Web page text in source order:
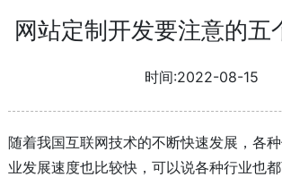
网站定制开发要注意的五
时间:2022-08-15
随着我国互联网技术的不断快速发展，各
业发展速度也比较快，可以说各种行业也